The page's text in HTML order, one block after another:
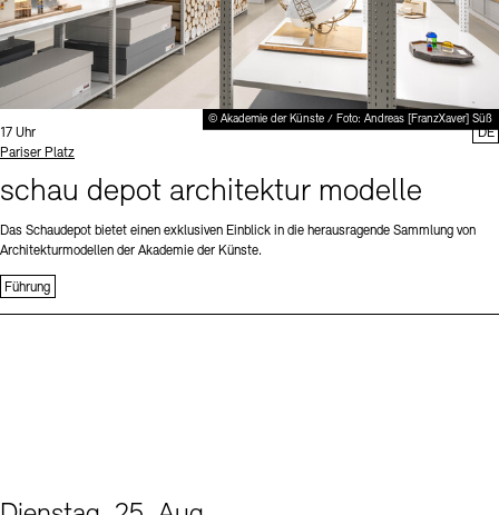
© Akademie der Künste / Foto: Andreas [FranzXaver] Süß
Uhrzeit:
17 Uhr
Standort
Pariser Platz
schau depot architektur modelle
Das Schaudepot bietet einen exklusiven Einblick in die herausragende Sammlung von
Architekturmodellen der Akademie der Künste.
Führung
DE